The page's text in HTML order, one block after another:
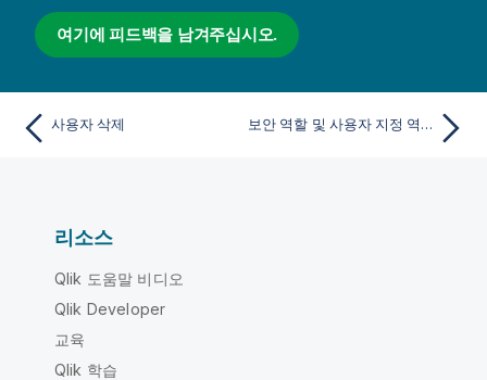
여기에 피드백을 남겨주십시오.
사용자 삭제 보안 역할 및 사용자 지정 역할 할당
리소스
Qlik 도움말 비디오
Qlik Developer
교육
Qlik 학습